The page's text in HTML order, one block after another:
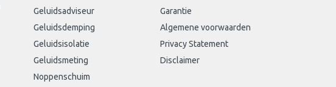
Geluidsadviseur
Geluidsdemping
Geluidsisolatie
Geluidsmeting
Noppenschuim
Garantie
Algemene voorwaarden
Privacy Statement
Disclaimer